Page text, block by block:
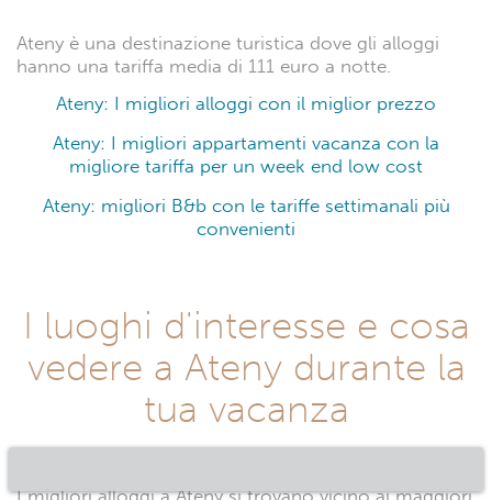
Ateny è una destinazione turistica dove gli alloggi
hanno una tariffa media di 111 euro a notte.
Ateny: I migliori alloggi con il miglior prezzo
Ateny: I migliori appartamenti vacanza con la
migliore tariffa per un week end low cost
Ateny: migliori B&b con le tariffe settimanali più
convenienti
I luoghi d'interesse e cosa
vedere a Ateny durante la
tua vacanza